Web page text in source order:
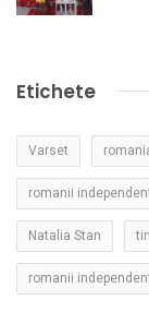
Etichete
Varset
romanii
Natalia Stan
romanii